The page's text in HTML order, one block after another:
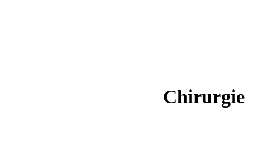
Chirurgie